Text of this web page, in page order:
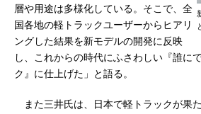
層や用途は多様化している。そこで、全
国各地の軽トラックユーザーからヒアリ
ングした結果を新モデルの開発に反映
し、これからの時代にふさわしい『誰に
ク』に仕上げた」と語る。
また三井氏は、日本で軽トラックが果